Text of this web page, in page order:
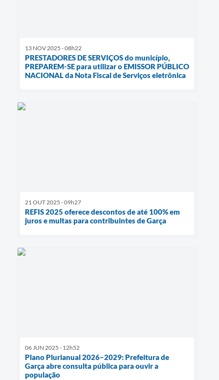
13 NOV 2025 - 08h22
PRESTADORES DE SERVIÇOS do município,
PREPAREM-SE para utilizar o EMISSOR PÚBLICO
NACIONAL da Nota Fiscal de Serviços eletrônica
21 OUT 2025 - 09h27
REFIS 2025 oferece descontos de até 100% em
juros e multas para contribuintes de Garça
06 JUN 2025 - 12h52
Plano Plurianual 2026–2029: Prefeitura de
Garça abre consulta pública para ouvir a
população